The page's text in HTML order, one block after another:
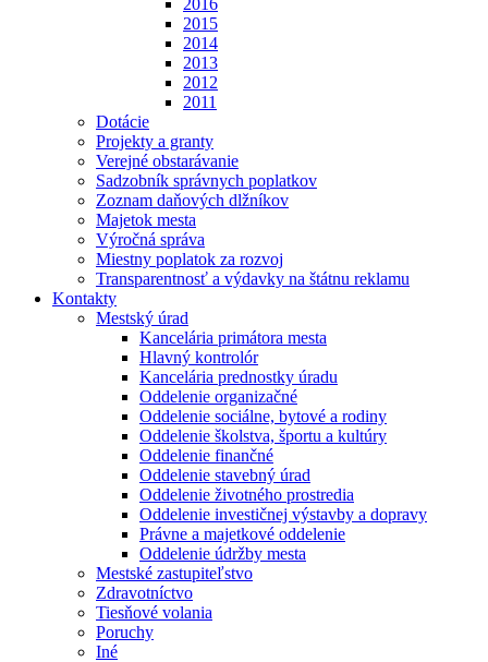
2016
2015
2014
2013
2012
2011
Dotácie
Projekty a granty
Verejné obstarávanie
Sadzobník správnych poplatkov
Zoznam daňových dlžníkov
Majetok mesta
Výročná správa
Miestny poplatok za rozvoj
Transparentnosť a výdavky na štátnu reklamu
Kontakty
Mestský úrad
Kancelária primátora mesta
Hlavný kontrolór
Kancelária prednostky úradu
Oddelenie organizačné
Oddelenie sociálne, bytové a rodiny
Oddelenie školstva, športu a kultúry
Oddelenie finančné
Oddelenie stavebný úrad
Oddelenie životného prostredia
Oddelenie investičnej výstavby a dopravy
Právne a majetkové oddelenie
Oddelenie údržby mesta
Mestské zastupiteľstvo
Zdravotníctvo
Tiesňové volania
Poruchy
Iné